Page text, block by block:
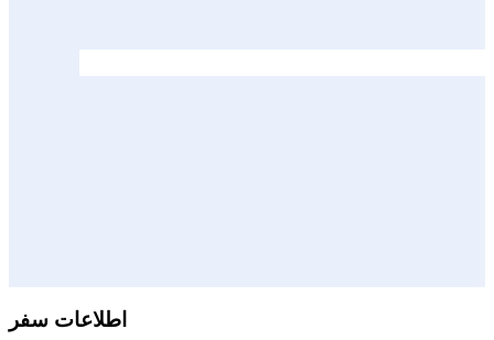
اطلاعات سفر